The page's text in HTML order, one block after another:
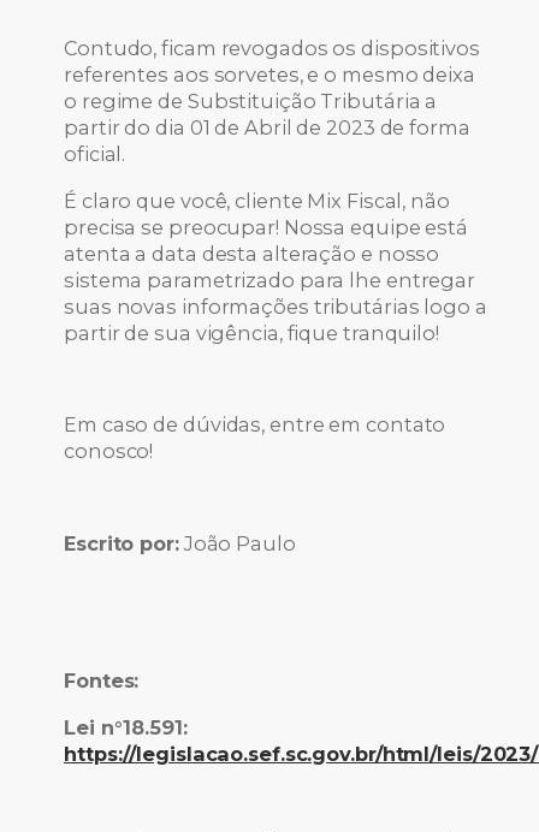
Contudo, ficam revogados os dispositivos
referentes aos sorvetes, e o mesmo deixa
o regime de Substituição Tributária a
partir do dia 01 de Abril de 2023 de forma
oficial.
É claro que você, cliente Mix Fiscal, não
precisa se preocupar! Nossa equipe está
atenta a data desta alteração e nosso
sistema parametrizado para lhe entregar
suas novas informações tributárias logo a
partir de sua vigência, fique tranquilo!
Em caso de dúvidas, entre em contato
conosco!
Escrito por:João Paulo
Fontes:
Lei n°18.591:
https://legislacao.sef.sc.gov.br/html/leis/2023/